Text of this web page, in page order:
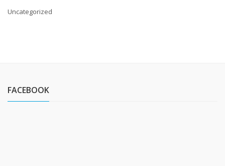
Uncategorized
FACEBOOK